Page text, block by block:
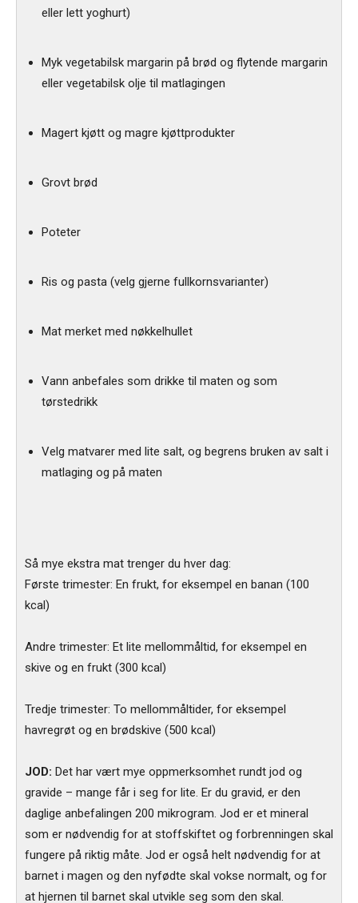
eller lett yoghurt)
Myk vegetabilsk margarin på brød og flytende margarin
eller vegetabilsk olje til matlagingen
Magert kjøtt og magre kjøttprodukter
Grovt brød
Poteter
Ris og pasta (velg gjerne fullkornsvarianter)
Mat merket med nøkkelhullet
Vann anbefales som drikke til maten og som
tørstedrikk
Velg matvarer med lite salt, og begrens bruken av salt i
matlaging og på maten
Så mye ekstra mat trenger du hver dag:
Første trimester: En frukt, for eksempel en banan (100
kcal)
Andre trimester: Et lite mellommåltid, for eksempel en
skive og en frukt (300 kcal)
Tredje trimester: To mellommåltider, for eksempel
havregrøt og en brødskive (500 kcal)
JOD: Det har vært mye oppmerksomhet rundt jod og
gravide – mange får i seg for lite. Er du gravid, er den
daglige anbefalingen 200 mikrogram. Jod er et mineral
som er nødvendig for at stoffskiftet og forbrenningen skal
fungere på riktig måte. Jod er også helt nødvendig for at
barnet i magen og den nyfødte skal vokse normalt, og for
at hjernen til barnet skal utvikle seg som den skal.